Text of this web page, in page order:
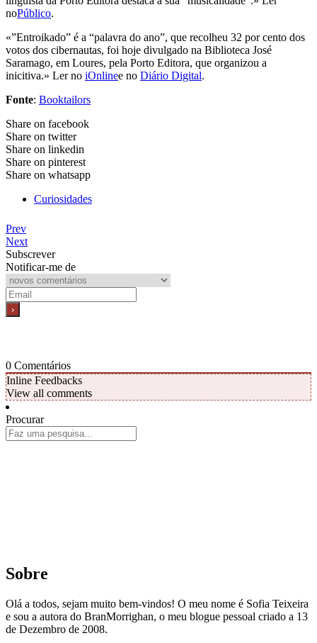
noPúblico.
«”Entroikado” é a “palavra do ano”, que recolheu 32 por cento dos
votos dos cibernautas, foi hoje divulgado na Biblioteca José
Saramago, em Loures, pela Porto Editora, que organizou a
inicitiva.» Ler no iOnlinee no Diário Digital.
Fonte: Booktailors
Share on facebook
Share on twitter
Share on linkedin
Share on pinterest
Share on whatsapp
Curiosidades
Prev
Next
Subscrever
Notificar-me de
0 Comentários
Inline Feedbacks
View all comments
Procurar
Sobre
Olá a todos, sejam muito bem-vindos! O meu nome é Sofia Teixeira
e sou a autora do BranMorrighan, o meu blogue pessoal criado a 13
de Dezembro de 2008.